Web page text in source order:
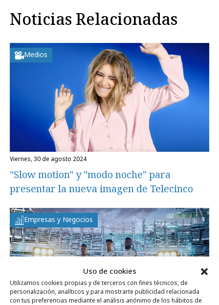
Uso de cookies
Utilizamos cookies propias y de terceros con fines técnicos, de
personalización, analíticos y para mostrarte publicidad relacionada
con tus preferencias mediante el análisis anónimo de los hábitos de
Noticias Relacionadas
Medios
viernes, 30 de agosto 2024
"Slow motion" y "modo noche" para
presentar la nueva imagen de Telecinco
Empresas y Negocios